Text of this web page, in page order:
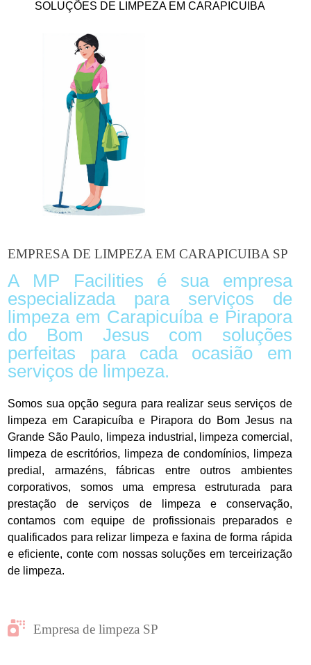
SOLUÇÕES DE LIMPEZA EM CARAPICUIBA
EMPRESA DE LIMPEZA EM CARAPICUIBA SP
A MP Facilities é sua empresa
especializada para serviços de
limpeza em Carapicuíba e Pirapora
do Bom Jesus com soluções
perfeitas para cada ocasião em
serviços de limpeza.
Somos sua opção segura para realizar seus serviços de
limpeza em Carapicuíba e Pirapora do Bom Jesus na
Grande São Paulo, limpeza industrial, limpeza comercial,
limpeza de escritórios, limpeza de condomínios, limpeza
predial, armazéns, fábricas entre outros ambientes
corporativos, somos uma empresa estruturada para
prestação de serviços de limpeza e conservação,
contamos com equipe de profissionais preparados e
qualificados para relizar limpeza e faxina de forma rápida
e eficiente, conte com nossas soluções em terceirização
de limpeza.
Empresa de limpeza SP